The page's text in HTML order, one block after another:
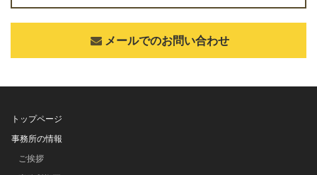
メールでのお問い合わせ
トップページ
事務所の情報
ご挨拶